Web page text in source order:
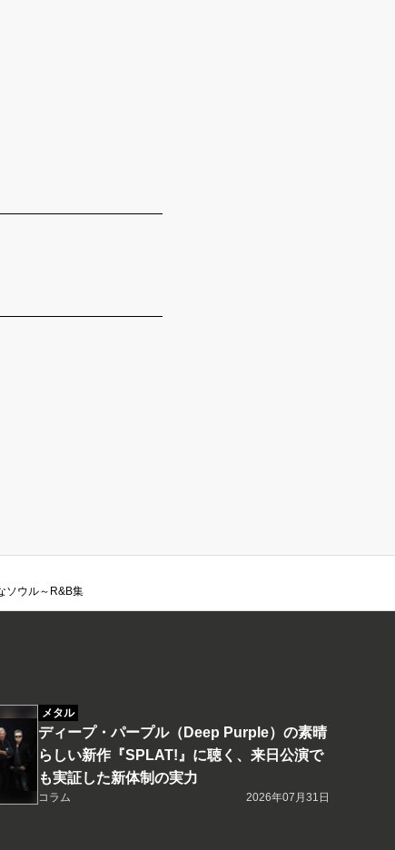
ソウル～R&B集
メタル
ディープ・パープル（Deep Purple）の素晴
らしい新作『SPLAT!』に聴く、来日公演で
も実証した新体制の実力
コラム 2026年07月31日